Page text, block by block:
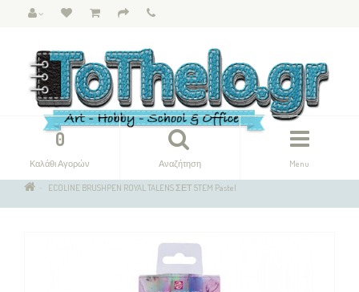
Menu
Αναζήτηση
0
Καλάθι Αγορών
ECOLINE BRUSHPEN ROYAL TALENS ΣΕΤ 5TEM Pastel